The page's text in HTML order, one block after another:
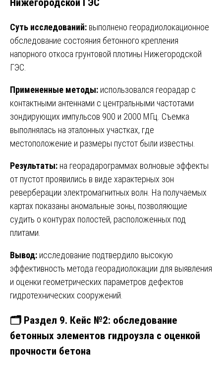
Суть исследований: выполнено георадиолокационное
обследование состояния бетонного крепления
напорного откоса грунтовой плотины Нижегородской
ГЭС.
Примененные методы: использовался георадар с
контактными антеннами с центральными частотами
зондирующих импульсов 900 и 2000 МГц. Съемка
выполнялась на эталонных участках, где
местоположение и размеры пустот были известны.
Результаты: на георадарограммах волновые эффекты
от пустот проявились в виде характерных зон
реверберации электромагнитных волн. На получаемых
картах показаны аномальные зоны, позволяющие
судить о контурах полостей, расположенных под
плитами.
Вывод: исследование подтвердило высокую
эффективность метода георадиолокации для выявления
и оценки геометрических параметров дефектов
гидротехнических сооружений.
🗂️ Раздел 9. Кейс №2: обследование
бетонных элементов гидроузла с оценкой
прочности бетона